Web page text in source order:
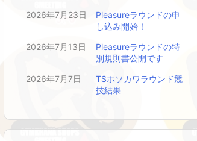
2026年7月23日
Pleasureラウンドの申
し込み開始！
2026年7月13日
Pleasureラウンドの特
別規則書公開です
2026年7月7日
TSホソカワラウンド競
技結果